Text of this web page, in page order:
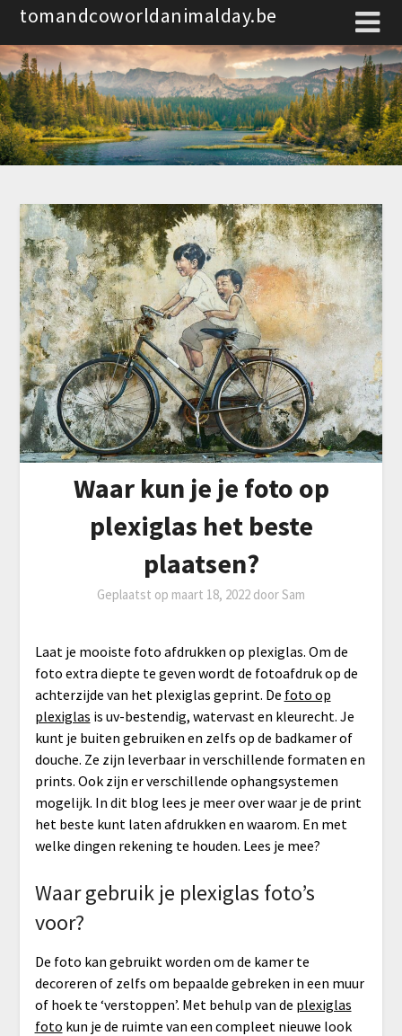
Spring
de
inhoud
tomandcoworldanimalday.be
Waar kun je je foto op
plexiglas het beste
plaatsen?
Geplaatst op maart 18, 2022 doorSam
Laat je mooiste foto afdrukken op plexiglas. Om de
foto extra diepte te geven wordt de fotoafdruk op de
achterzijde van het plexiglas geprint. De foto op
plexiglas is uv-bestendig, watervast en kleurecht. Je
kunt je buiten gebruiken en zelfs op de badkamer of
douche. Ze zijn leverbaar in verschillende formaten en
prints. Ook zijn er verschillende ophangsystemen
mogelijk. In dit blog lees je meer over waar je de print
het beste kunt laten afdrukken en waarom. En met
welke dingen rekening te houden. Lees je mee?
Waar gebruik je plexiglas foto’s
voor?
De foto kan gebruikt worden om de kamer te
decoreren of zelfs om bepaalde gebreken in een muur
of hoek te ‘verstoppen’. Met behulp van de plexiglas
foto kun je de ruimte van een compleet nieuwe look